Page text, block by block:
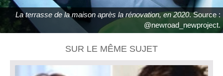
La terrasse de la maison après la rénovation, en 2020. Source :
@newroad_newproject.
SUR LE MÊME SUJET